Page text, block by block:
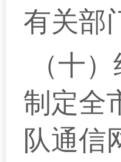
有关部
（十
制定全
队通信